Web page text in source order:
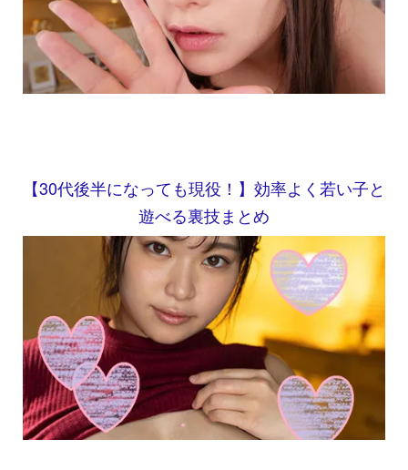
【30代後半になっても現役！】効率よく若い子と
遊べる裏技まとめ